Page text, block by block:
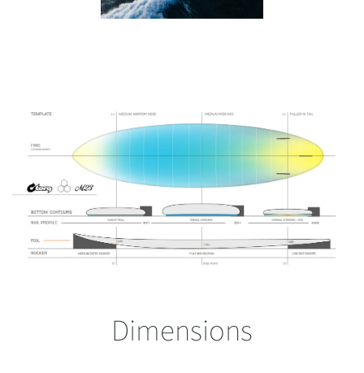
Dimensions